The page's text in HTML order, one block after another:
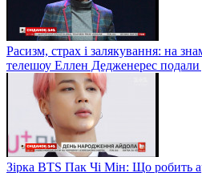
Расизм, страх і залякування: на
телешоу Еллен Дедженерес подали
Зірка BTS Пак Чі Мін: Що робить